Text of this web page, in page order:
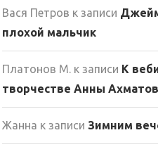
Вася Петров к записи
плохой мальчик
Платонов М. к записи К
творчестве Анны
Жанна к записи Зимним